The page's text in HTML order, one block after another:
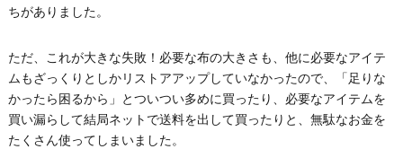
ちがありました。
ただ、これが大きな失敗！必要な布の大きさも、他に必要なアイテ
ムもざっくりとしかリストアアップしていなかったので、「足りな
かったら困るから」とついつい多めに買ったり、必要なアイテムを
買い漏らして結局ネットで送料を出して買ったりと、無駄なお金を
たくさん使ってしまいました。